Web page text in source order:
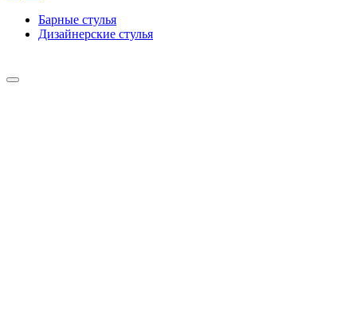
Барные cтулья
Дизайнерские cтулья